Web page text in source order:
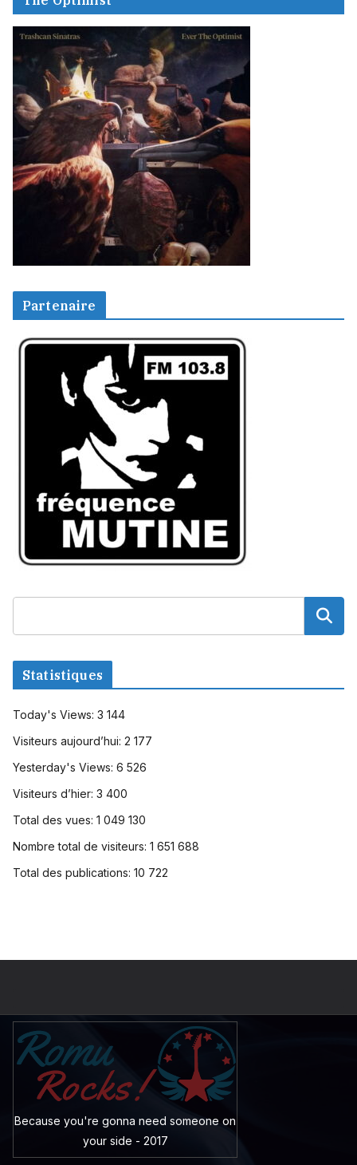
Partenaire
Statistiques
Today's Views: 3 144
Visiteurs aujourd’hui: 2 177
Yesterday's Views: 6 526
Visiteurs d’hier: 3 400
Total des vues: 1 049 130
Nombre total de visiteurs: 1 651 688
Total des publications: 10 722
Because you're gonna need someone on
your side - 2017